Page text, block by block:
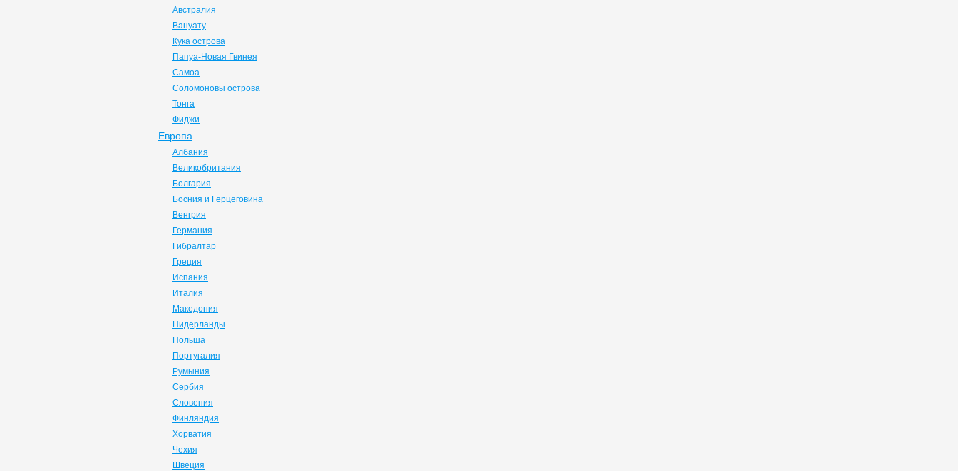
Австралия
Вануату
Кука острова
Папуа-Новая Гвинея
Самоа
Соломоновы острова
Тонга
Фиджи
Европа
Албания
Великобритания
Болгария
Босния и Герцеговина
Венгрия
Германия
Гибралтар
Греция
Испания
Италия
Македония
Нидерланды
Польша
Португалия
Румыния
Сербия
Словения
Финляндия
Хорватия
Чехия
Швеция